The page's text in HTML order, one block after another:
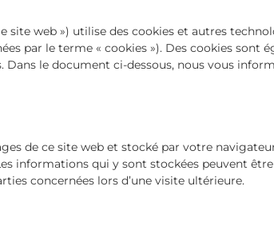
site web ») utilise des cookies et autres
par le terme « cookies »). Des cookies sont
Dans le document ci-dessous, nous vous
de ce site web et stocké par votre
informations qui y sont stockées peuvent être
concernées lors d’une visite ultérieure.